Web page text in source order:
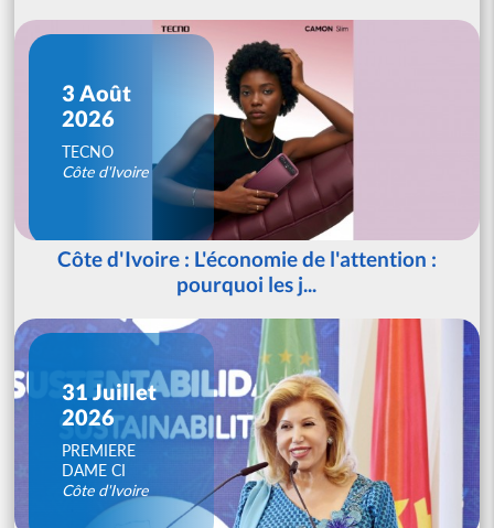
3 Août
2026
TECNO
Côte d'Ivoire
Côte d'Ivoire : L'économie de l'attention :
pourquoi les j...
31 Juillet
2026
PREMIERE
DAME CI
Côte d'Ivoire